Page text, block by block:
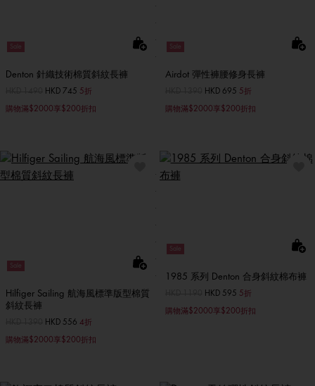
Sale
Denton 針織技術棉質斜紋長褲
至HKD 745 5折
購物滿$2000享$200折扣
Sale
Airdot 彈性褲腰修身長褲
至HKD 695 5折
購物滿$2000享$200折扣
Sale
Hilfiger Sailing 航海風標準版型棉質
斜紋長褲
至HKD 556 4折
購物滿$2000享$200折扣
Sale
1985 系列 Denton 合身斜紋棉布褲
至HKD 595 5折
購物滿$2000享$200折扣